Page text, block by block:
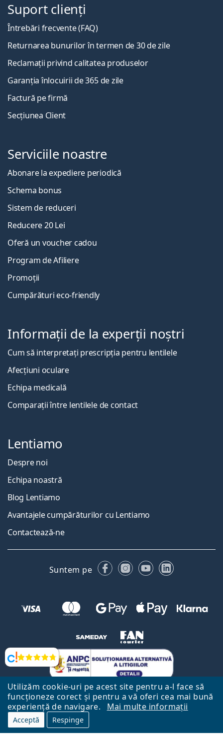
Utilizăm cookie-uri pe acest site pentru a-l face să
funcționeze corect și pentru a vă oferi cea mai bună
experiență de navigare.
Mai multe informații
Acceptă Respinge
Opinii
Suport clienți
Întrebări frecvente (FAQ)
Returnarea bunurilor în termen de 30 de zile
Reclamații privind calitatea produselor
Garanția înlocuirii de 365 de zile
Factură pe firmă
Secțiunea Client
Serviciile noastre
Abonare la expediere periodică
Schema bonus
Sistem de reduceri
Reducere 20 Lei
Oferă un voucher cadou
Program de Afiliere
Promoții
Cumpărături eco-friendly
Informații de la experții noștri
Cum să interpretați prescripția pentru lentilele
Afecțiuni oculare
Echipa medicală
Comparații între lentilele de contact
Lentiamo
Despre noi
Echipa noastră
Blog Lentiamo
Avantajele cumpărăturilor cu Lentiamo
Contactează-ne
Suntem pe FacebookInstagram
YouTubeLinkedIn
Către Pagina Principală Mai sus